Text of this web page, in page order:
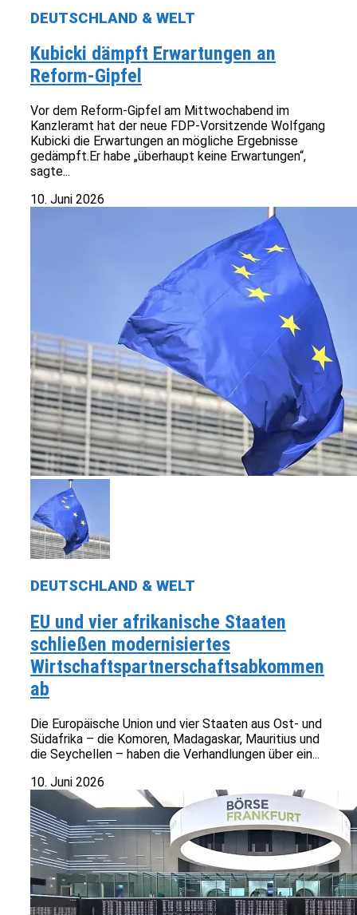
DEUTSCHLAND & WELT
Kubicki dämpft Erwartungen an
Reform-Gipfel
Vor dem Reform-Gipfel am Mittwochabend im
Kanzleramt hat der neue FDP-Vorsitzende Wolfgang
Kubicki die Erwartungen an mögliche Ergebnisse
gedämpft.Er habe „überhaupt keine Erwartungen“,
sagte...
10. Juni 2026
DEUTSCHLAND & WELT
EU und vier afrikanische Staaten
schließen modernisiertes
Wirtschaftspartnerschaftsabkommen
ab
Die Europäische Union und vier Staaten aus Ost- und
Südafrika – die Komoren, Madagaskar, Mauritius und
die Seychellen – haben die Verhandlungen über ein...
10. Juni 2026